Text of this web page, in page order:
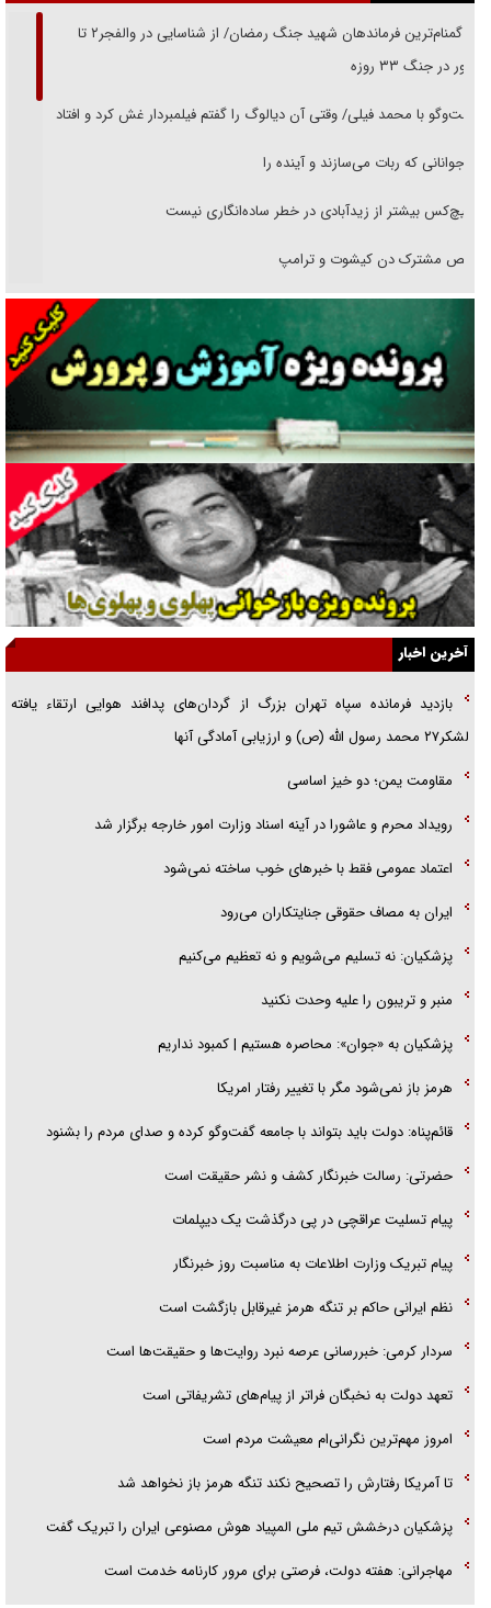
از گمنام‌ترین فرماندهان شهید جنگ رمضان/ از شناسایی در والفجر۲ تا
حضور در جنگ ۳۳ روزه
گفت‌وگو با محمد فیلی/ وقتی آن دیالوگ را گفتم فیلمبردار غش کرد و افتاد
نوجوانانی که ربات می‌سازند و آینده را
هیچ‌کس بیشتر از زیدآبادی در خطر ساده‌انگاری نیست
رقص مشترک دن کیشوت و ترامپ
دنده دولت به واگذاری مسئله‌دار ایران‌خودرو/ خصوصی‌سازی یا انحصار؟
غریزه‌ی بقا و آقای باقی و رفقا
جراحی‌های زیبایی با مدرک فوق‌دیپلم! + گفت‌وگو با متهم
گفت‌وگو با همسر یکی از شهدای جنگ رمضان/ پیکر بی‌سر شهید را از
انگشت‌های پا شناسایی کردیم
نسلی که آنلاین الگو می‌گیرد
گفت‌وگو با آیت‌الله جاودان/ جفای مخالفان مکانت معنوی رهبر شهید را
ارتقا می‌داد
راننده مست به قانون می‌خندد
همه آقای دوربینی شده‌ایم!
آخرین اخبار
بازدید فرمانده سپاه تهران بزرگ از گردان‌های پدافند هوایی ارتقاء یافته
لشکر۲۷ محمد رسول الله (ص) و ارزیابی آمادگی آنها
مقاومت یمن؛ دو خیز اساسی
رویداد محرم و عاشورا در آینه اسناد وزارت امور خارجه برگزار شد
اعتماد عمومی فقط با خبرهای خوب ساخته نمی‌شود
ایران به مصاف حقوقی جنایتکاران می‌رود
پزشکیان: نه تسلیم می‌شویم و نه تعظیم می‌کنیم
منبر و تریبون را علیه وحدت نکنید
پزشکیان به «جوان»: محاصره هستیم | کمبود نداریم
هرمز باز نمی‌شود مگر با تغییر رفتار امریکا
قائم‌پناه: دولت باید بتواند با جامعه گفت‌و‌گو کرده و صدای مردم را بشنود
حضرتی: رسالت خبرنگار کشف و نشر حقیقت است
پیام تسلیت عراقچی در پی درگذشت یک دیپلمات
پیام تبریک وزارت اطلاعات به مناسبت روز خبرنگار
نظم ایرانی حاکم بر تنگه هرمز غیرقابل بازگشت است
سردار کرمی: خبررسانی عرصه نبرد روایت‌ها و حقیقت‌ها است
تعهد دولت به نخبگان فراتر از پیام‎‌های تشریفاتی است
امروز مهم‌ترین نگرانی‌ام معیشت مردم است
تا آمریکا رفتارش را تصحیح نکند تنگه هرمز باز نخواهد شد
پزشکیان درخشش تیم ملی المپیاد هوش مصنوعی ایران را تبریک گفت
مهاجرانی: هفته دولت، فرصتی برای مرور کارنامه خدمت است